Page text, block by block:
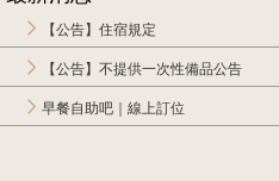
【公告】住宿規定
【公告】不提供一次性備品公告
早餐自助吧｜線上訂位